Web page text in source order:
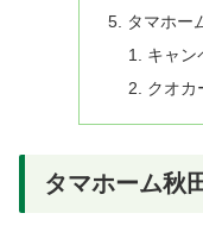
タマホー
キャン
クオカ
タマホーム秋